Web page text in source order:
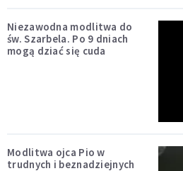
Niezawodna modlitwa do
św. Szarbela. Po 9 dniach
mogą dziać się cuda
Modlitwa ojca Pio w
trudnych i beznadziejnych